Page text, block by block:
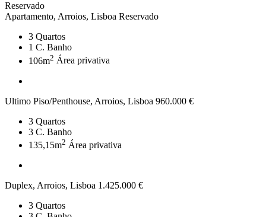
Reservado
Apartamento, Arroios, Lisboa Reservado
3 Quartos
1 C. Banho
106m2 Área privativa
Ultimo Piso/Penthouse, Arroios, Lisboa 960.000 €
3 Quartos
3 C. Banho
135,15m2 Área privativa
Duplex, Arroios, Lisboa 1.425.000 €
3 Quartos